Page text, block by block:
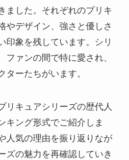
ました。それぞれのプリキ
やデザイン、強さと優しさ
印象を残しています。シリ
ファンの間で特に愛され、
ターたちがいます。
リキュアシリーズの歴代人
キング形式でご紹介しま
人気の理由を振り返りなが
ズの魅力を再確認していき